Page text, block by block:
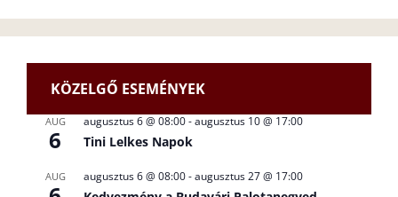
KÖZELGŐ ESEMÉNYEK
AUG
6
augusztus 6 @ 08:00-augusztus 10 @ 17:00
Tini Lelkes Napok
AUG augusztus 6 @ 08:00-augusztus 27 @ 17:00